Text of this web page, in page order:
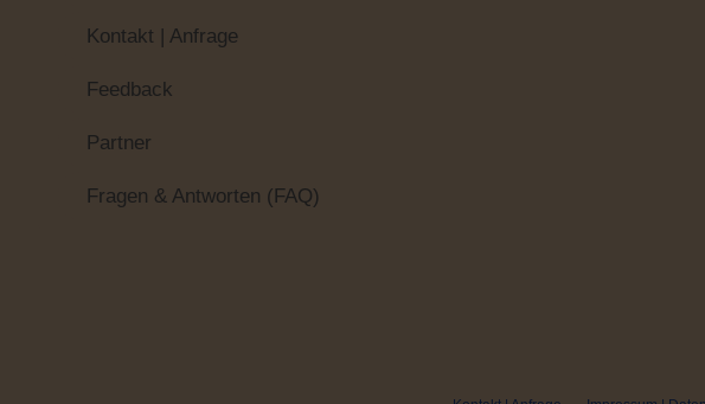
Kontakt | Anfrage
Feedback
Partner
Fragen & Antworten (FAQ)